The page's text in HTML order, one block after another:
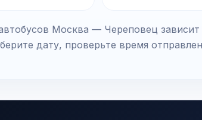
Москва — Череповец
дату, проверьте время